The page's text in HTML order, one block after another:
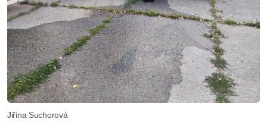
Jiřina Suchorová